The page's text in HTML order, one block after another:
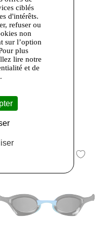
17,50 €
d’entraînement arena
Elite Hand Paddle 2
ciblés
d'intérêts.
refuser ou
non
sur l’option
plus
lire notre
et de